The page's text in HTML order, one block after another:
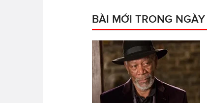
BÀI MỚI TRONG NGÀY